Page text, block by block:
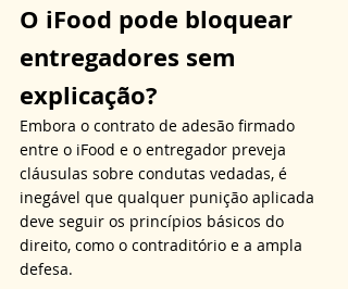
O iFood pode bloquear
entregadores sem
explicação?
Embora o contrato de adesão firmado
entre o iFood e o entregador preveja
cláusulas sobre condutas vedadas, é
inegável que qualquer punição aplicada
deve seguir os princípios básicos do
direito, como o contraditório e a ampla
defesa.